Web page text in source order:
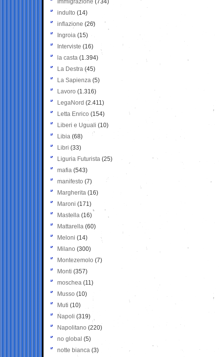
Immigrazione (734)
indulto (14)
inflazione (26)
Ingroia (15)
Interviste (16)
la casta (1.394)
La Destra (45)
La Sapienza (5)
Lavoro (1.316)
LegaNord (2.411)
Letta Enrico (154)
Liberi e Uguali (10)
Libia (68)
Libri (33)
Liguria Futurista (25)
mafia (543)
manifesto (7)
Margherita (16)
Maroni (171)
Mastella (16)
Mattarella (60)
Meloni (14)
Milano (300)
Montezemolo (7)
Monti (357)
moschea (11)
Musso (10)
Muti (10)
Napoli (319)
Napolitano (220)
no global (5)
notte bianca (3)